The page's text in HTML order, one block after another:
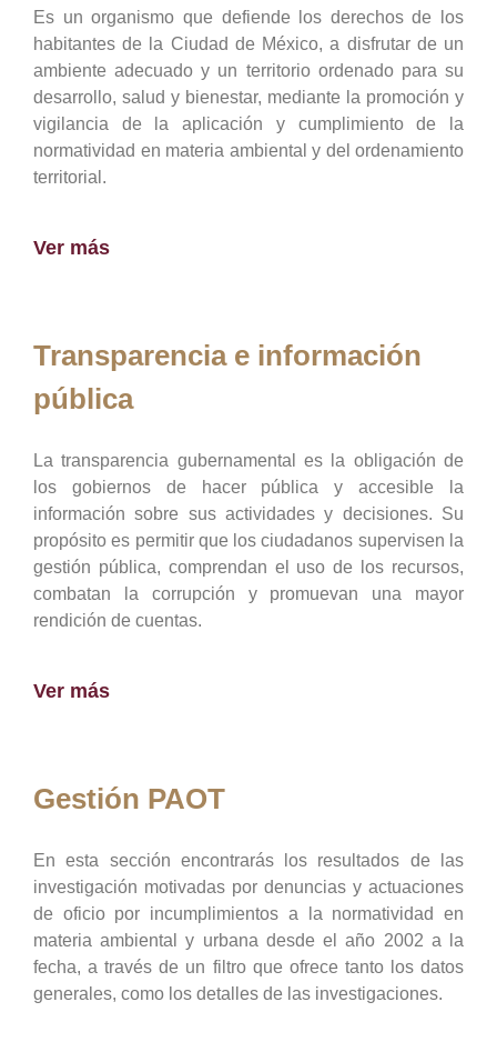
Es un organismo que defiende los derechos de los
habitantes de la Ciudad de México, a disfrutar de un
ambiente adecuado y un territorio ordenado para su
desarrollo, salud y bienestar, mediante la promoción y
vigilancia de la aplicación y cumplimiento de la
normatividad en materia ambiental y del ordenamiento
territorial.
Ver más
Transparencia e información
pública
La transparencia gubernamental es la obligación de
los gobiernos de hacer pública y accesible la
información sobre sus actividades y decisiones. Su
propósito es permitir que los ciudadanos supervisen la
gestión pública, comprendan el uso de los recursos,
combatan la corrupción y promuevan una mayor
rendición de cuentas.
Ver más
Gestión PAOT
En esta sección encontrarás los resultados de las
investigación motivadas por denuncias y actuaciones
de oficio por incumplimientos a la normatividad en
materia ambiental y urbana desde el año 2002 a la
fecha, a través de un filtro que ofrece tanto los datos
generales, como los detalles de las investigaciones.